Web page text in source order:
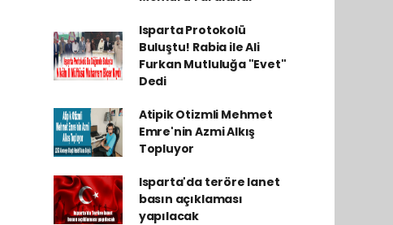
Isparta Protokolü
Buluştu! Rabia ile Ali
Furkan Mutluluğa "Evet"
Dedi
Atipik Otizmli Mehmet
Emre'nin Azmi Alkış
Topluyor
Isparta'da teröre lanet
basın açıklaması
yapılacak